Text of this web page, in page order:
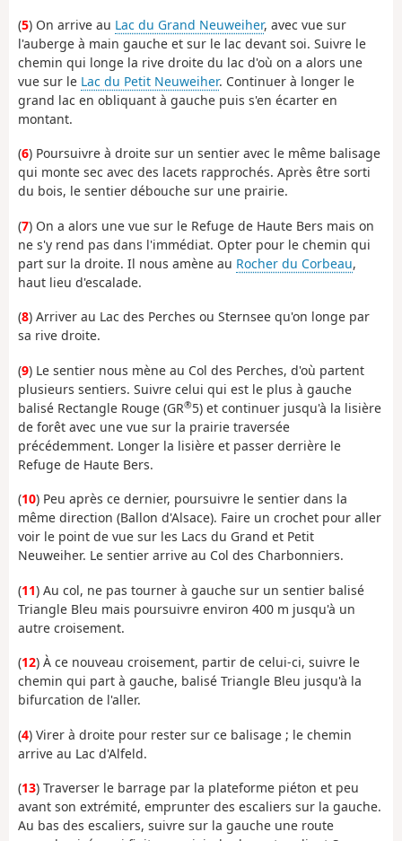
(5) On arrive au Lac du Grand Neuweiher, avec vue sur
l'auberge à main gauche et sur le lac devant soi. Suivre le
chemin qui longe la rive droite du lac d'où on a alors une
vue sur le Lac du Petit Neuweiher. Continuer à longer le
grand lac en obliquant à gauche puis s'en écarter en
montant.
(6) Poursuivre à droite sur un sentier avec le même balisage
qui monte sec avec des lacets rapprochés. Après être sorti
du bois, le sentier débouche sur une prairie.
(7) On a alors une vue sur le Refuge de Haute Bers mais on
ne s'y rend pas dans l'immédiat. Opter pour le chemin qui
part sur la droite. Il nous amène au Rocher du Corbeau,
haut lieu d'escalade.
(8) Arriver au Lac des Perches ou Sternsee qu'on longe par
sa rive droite.
(9) Le sentier nous mène au Col des Perches, d'où partent
plusieurs sentiers. Suivre celui qui est le plus à gauche
balisé Rectangle Rouge (GR®5) et continuer jusqu'à la lisière
de forêt avec une vue sur la prairie traversée
précédemment. Longer la lisière et passer derrière le
Refuge de Haute Bers.
(10) Peu après ce dernier, poursuivre le sentier dans la
même direction (Ballon d'Alsace). Faire un crochet pour aller
voir le point de vue sur les Lacs du Grand et Petit
Neuweiher. Le sentier arrive au Col des Charbonniers.
(11) Au col, ne pas tourner à gauche sur un sentier balisé
Triangle Bleu mais poursuivre environ 400 m jusqu'à un
autre croisement.
(12) À ce nouveau croisement, partir de celui-ci, suivre le
chemin qui part à gauche, balisé Triangle Bleu jusqu'à la
bifurcation de l'aller.
(4) Virer à droite pour rester sur ce balisage ; le chemin
arrive au Lac d'Alfeld.
(13) Traverser le barrage par la plateforme piéton et peu
avant son extrémité, emprunter des escaliers sur la gauche.
Au bas des escaliers, suivre sur la gauche une route